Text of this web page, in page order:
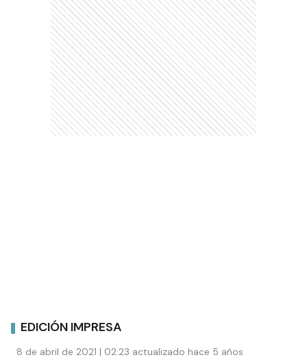
EDICIÓN IMPRESA
8 de abril de 2021 | 02:23 actualizado hace 5 años